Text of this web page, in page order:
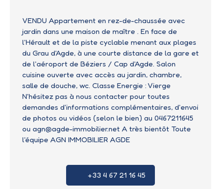
VENDU Appartement en rez-de-chaussée avec
jardin dans une maison de maître . En face de
l'Hérault et de la piste cyclable menant aux plages
du Grau d'Agde, à une courte distance de la gare et
de l'aéroport de Béziers / Cap d'Agde. Salon
cuisine ouverte avec accès au jardin, chambre,
salle de douche, wc. Classe Energie : Vierge
N'hésitez pas à nous contacter pour toutes
demandes d'informations complémentaires, d'envoi
de photos ou vidéos (selon le bien) au 0467211645
ou agn@agde-immobilier.net A très bientôt Toute
l'équipe AGN IMMOBILIER AGDE
+33 4 67 21 16 45